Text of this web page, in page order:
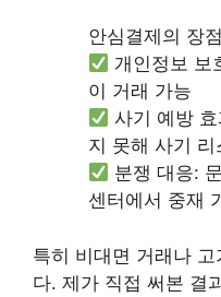
안심결제의 장
개인정보 보
이 거래 가능
사기 예방
지 못해 사기 리
분쟁 대응:
센터에서 중재
특히 비대면 거래나
다. 제가 직접 써본 결